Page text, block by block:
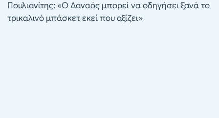
Πουλιανίτης: «Ο Δαναός μπορεί να οδηγήσει ξανά το
τρικαλινό μπάσκετ εκεί που αξίζει»